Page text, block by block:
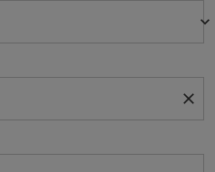
keyboard_arrow_down
close